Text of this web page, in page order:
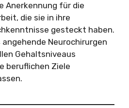
Anerkennung für die
die sie in ihre
gesteckt haben.
Neurochirurgen
Gehaltsniveaus
beruflichen Ziele